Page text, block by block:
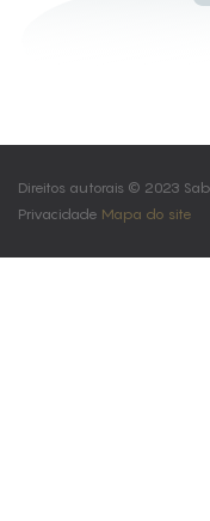
Direitos autorais © 2023
Privacidade Mapa do site